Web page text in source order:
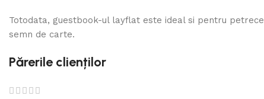
Totodata, guestbook-ul layflat este ideal si pentru
semn de carte.
Părerile clienților